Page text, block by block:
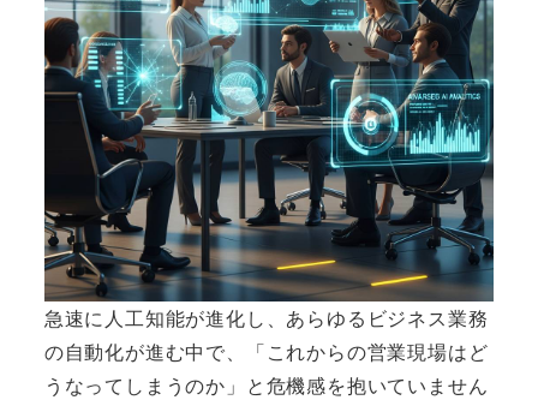
急速に人工知能が進化し、あらゆるビジネス業務
の自動化が進む中で、「これからの営業現場はど
うなってしまうのか」と危機感を抱いていません